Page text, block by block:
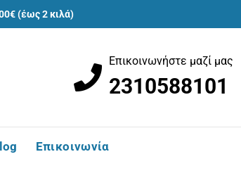
(έως 2 κιλά)
Επικοινωνήστε μαζί μας
2310588101
Επικοινωνία